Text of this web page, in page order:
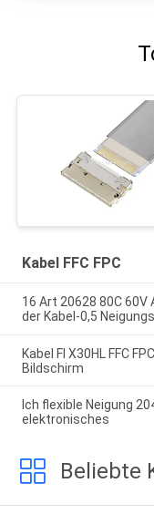
Kabel FFC FPC
16 Art 20628 80C 60V
der Kabel-0,5
Kabel FI X30HL FFC
Bildschirm
Ich flexible Neigung
elektronisches
Beliebte